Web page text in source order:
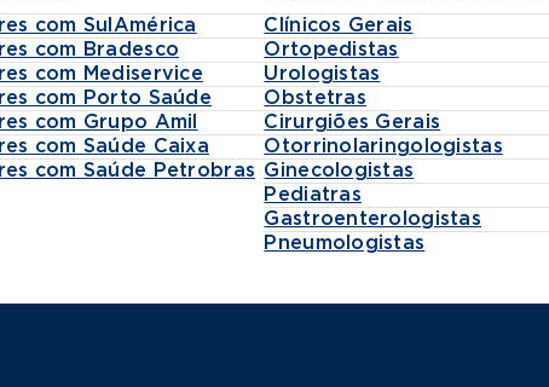
com SulAmérica
com Bradesco
com Mediservice
com Porto Saúde
com Grupo Amil
com Saúde Caixa
com Saúde Petrobras
Clínicos Gerais
Ortopedistas
Urologistas
Obstetras
Cirurgiões Gerais
Otorrinolaringologistas
Ginecologistas
Pediatras
Gastroenterologistas
Pneumologistas